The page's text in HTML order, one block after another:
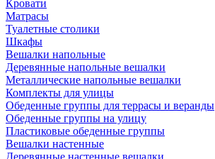
Кровати
Матрасы
Туалетные столики
Шкафы
Вешалки напольные
Деревянные напольные вешалки
Металлические напольные вешалки
Комплекты для улицы
Обеденные группы для террасы и веранды
Обеденные группы на улицу
Пластиковые обеденные группы
Вешалки настенные
Деревянные настенные вешалки